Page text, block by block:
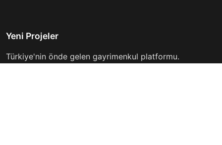
Yeni Projeler
Türkiye'nin önde gelen gayrimenkul platformu.